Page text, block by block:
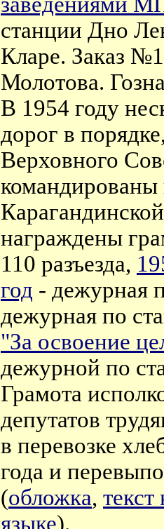
станции Дно
Кларе. Заказ
Молотова.
В 1954 году
дорог в
Верховного
командированы
награждены
110 разъезда,
год - дежурная
дежурная по
"За освоение
дежурной по
Грамота
депутатов
в перевозке
года и
(обложка, текст
языке).